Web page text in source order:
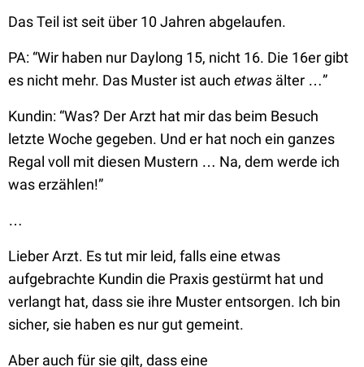
Das Teil ist seit über 10 Jahren abgelaufen.
PA: “Wir haben nur Daylong 15, nicht 16. Die 16er gibt
es nicht mehr. Das Muster ist auch etwas älter …”
Kundin: “Was? Der Arzt hat mir das beim Besuch
letzte Woche gegeben. Und er hat noch ein ganzes
Regal voll mit diesen Mustern … Na, dem werde ich
was erzählen!”
…
Lieber Arzt. Es tut mir leid, falls eine etwas
aufgebrachte Kundin die Praxis gestürmt hat und
verlangt hat, dass sie ihre Muster entsorgen. Ich bin
sicher, sie haben es nur gut gemeint.
Aber auch für sie gilt, dass eine